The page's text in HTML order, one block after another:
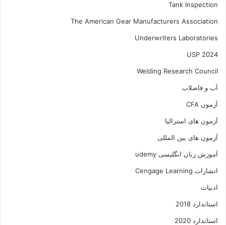
Tank Inspection
The American Gear Manufacturers Association
Underwriters Laboratories
USP 2024
Welding Research Council
آب و فاضلاب
آزمون CFA
آزمون های استرالیا
آزمون های بین المللی
آموزش زبان انگلیسی udemy
اتشارات Cengage Learning
ادبیات
استاندارد 2018
استاندارد 2020